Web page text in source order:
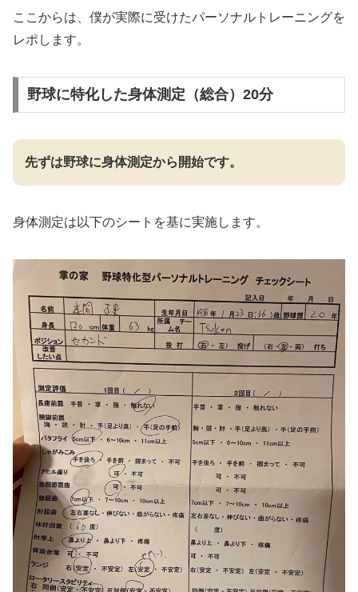
ここからは、僕が実際に受けたパーソナルトレーニングを
レポします。
野球に特化した身体測定（総合）20分
先ずは野球に身体測定から開始です。
身体測定は以下のシートを基に実施します。